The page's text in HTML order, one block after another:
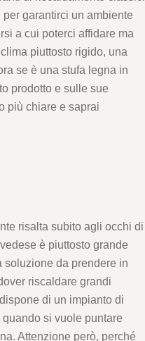
garantirci un ambiente
a cui poterci affidare ma
piuttosto rigido, una
se è una stufa legna in
prodotto e sulle sue
più chiare e saprai
risalta subito agli occhi di
è piuttosto grande
soluzione da prendere in
riscaldare grandi
di un impianto di
si vuole puntare
Attenzione però, perché